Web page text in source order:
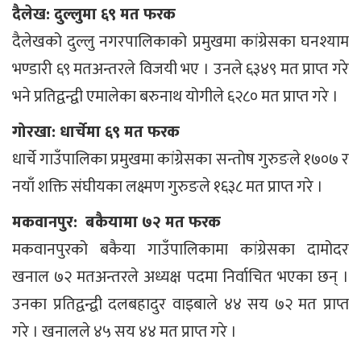
दैलेख: दुल्लुमा ६९ मत फरक
दैलेखको दुल्लु नगरपालिकाको प्रमुखमा कांग्रेसका घनश्याम
भण्डारी ६९ मतअन्तरले विजयी भए । उनले ६३४९ मत प्राप्त गरे
भने प्रतिद्वन्द्वी एमालेका बरुनाथ योगीले ६२८० मत प्राप्त गरे ।
गोरखा: धार्चेमा ६९ मत फरक
धार्चे गाउँपालिका प्रमुखमा कांग्रेसका सन्तोष गुरुङले १७०७ र
नयाँ शक्ति संघीयका लक्ष्मण गुरुङले १६३८ मत प्राप्त गरे ।
मकवानपुर: बकैयामा ७२ मत फरक
मकवानपुरको बकैया गाउँपालिकामा कांग्रेसका दामोदर
खनाल ७२ मतअन्तरले अध्यक्ष पदमा निर्वाचित भएका छन् ।
उनका प्रतिद्वन्द्वी दलबहादुर वाइबाले ४४ सय ७२ मत प्राप्त
गरे । खनालले ४५ सय ४४ मत प्राप्त गरे ।